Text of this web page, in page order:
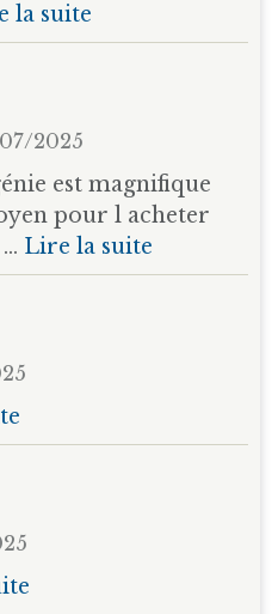
la suite
2025
est magnifique
pour l acheter
Lire la suite